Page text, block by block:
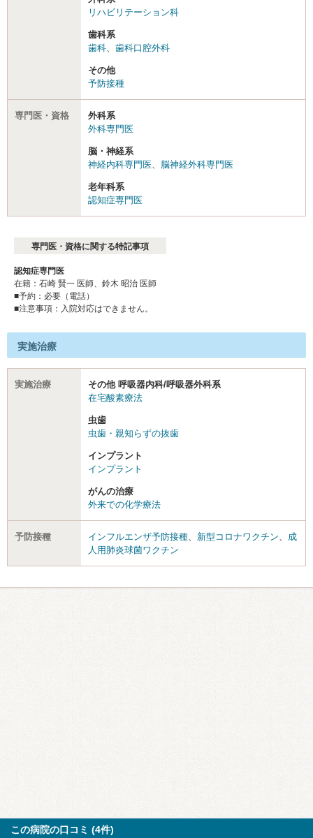
リハビリテーション科
歯科系
歯科、 歯科口腔外科
その他
予防接種
専門医・資格
外科系
外科専門医
脳・神経系
神経内科専門医、 脳神経外科専門医
老年科系
認知症専門医
専門医・資格に関する特記事項
認知症専門医
在籍：石崎 賢一 医師、鈴木 昭治 医師
■予約：必要（電話）
■注意事項：入院対応はできません。
実施治療
実施治療
その他 呼吸器内科/呼吸器外科系
在宅酸素療法
虫歯
虫歯・親知らずの抜歯
インプラント
インプラント
がんの治療
外来での化学療法
予防接種 インフルエンザ予防接種、 新型コロナワクチン、 成
人用肺炎球菌ワクチン
この病院の口コミ (4件)